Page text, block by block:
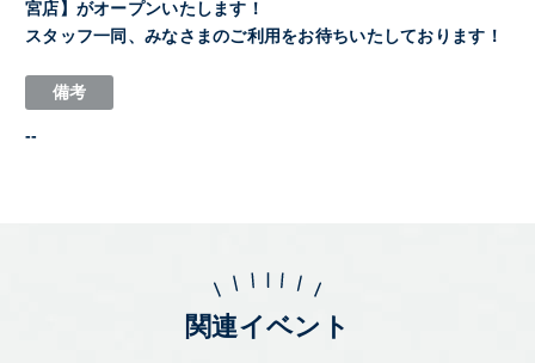
宮店】がオープンいたします！
スタッフ一同、みなさまのご利用をお待ちいたしております！
備考
--
関連イベント